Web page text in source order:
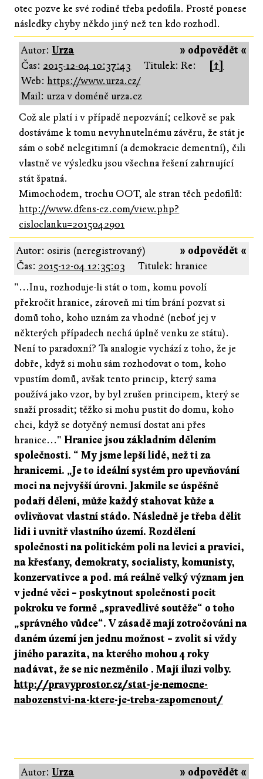
otec pozve ke své rodině třeba pedofila. Prostě ponese
následky chyby někdo jiný než ten kdo rozhodl.
» odpovědět «
Autor:Urza
Čas: 2015-12-04 10:37:43 Titulek: Re:
[↑]
Web:https://www.urza.cz/
Mail: urza v doméně urza.cz
Což ale platí i v případě nepozvání; celkově se pak
dostáváme k tomu nevyhnutelnému závěru, že stát je
sám o sobě nelegitimní (a demokracie dementní), čili
vlastně ve výsledku jsou všechna řešení zahrnující
stát špatná.
Mimochodem, trochu OOT, ale stran těch pedofilů:
http://www.dfens-cz.com/view.php?
cisloclanku=2015042901
» odpovědět «
Autor: osiris (neregistrovaný)
Čas: 2015-12-04 12:35:03
Titulek: hranice
"...Inu, rozhoduje-li stát o tom, komu povolí
překročit hranice, zároveň mi tím brání pozvat si
domů toho, koho uznám za vhodné (neboť jej v
některých případech nechá úplně venku ze státu).
Není to paradoxní? Ta analogie vychází z toho, že je
dobře, když si mohu sám rozhodovat o tom, koho
vpustím domů, avšak tento princip, který sama
používá jako vzor, by byl zrušen principem, který se
snaží prosadit; těžko si mohu pustit do domu, koho
chci, když se dotyčný nemusí dostat ani přes
hranice..." Hranice jsou základním dělením
společnosti. “ My jsme lepší lidé, než ti za
hranicemi. „Je to ideální systém pro upevňování
moci na nejvyšší úrovni. Jakmile se úspěšně
podaří dělení, může každý stahovat kůže a
ovlivňovat vlastní stádo. Následně je třeba dělit
lidi i uvnitř vlastního území. Rozdělení
společnosti na politickém poli na levici a pravici,
na křesťany, demokraty, socialisty, komunisty,
konzervativce a pod. má reálně velký význam jen
v jedné věci – poskytnout společnosti pocit
pokroku ve formě „spravedlivé soutěže“ o toho
„správného vůdce“. V zásadě mají zotročováni na
daném území jen jednu možnost – zvolit si vždy
jiného parazita, na kterého mohou 4 roky
nadávat, že se nic nezměnilo . Mají iluzi volby.
http://pravyprostor.cz/stat-je-nemocne-
nabozenstvi-na-ktere-je-treba-zapomenout/
» odpovědět «
Autor:Urza